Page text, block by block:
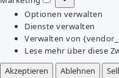
Marketing
Optionen verwalten
Dienste verwalten
Verwalten von
Lese mehr über diese
Akzeptieren
Ablehnen